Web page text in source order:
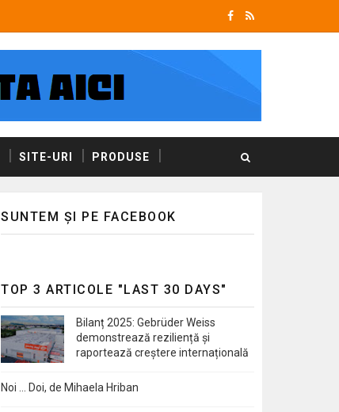
SITE-URI PRODUSE
SUNTEM ȘI PE FACEBOOK
TOP 3 ARTICOLE "LAST 30 DAYS"
Bilanț 2025: Gebrüder Weiss
demonstrează reziliență și
raportează creștere internațională
Noi … Doi, de Mihaela Hriban